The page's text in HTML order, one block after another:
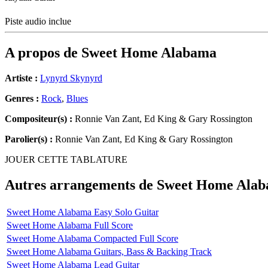
Piste audio inclue
A propos de Sweet Home Alabama
Artiste : Lynyrd Skynyrd
Genres : Rock, Blues
Compositeur(s) : Ronnie Van Zant, Ed King & Gary Rossington
Parolier(s) : Ronnie Van Zant, Ed King & Gary Rossington
JOUER CETTE TABLATURE
Autres arrangements de Sweet Home
Sweet Home Alabama Easy Solo Guitar
Sweet Home Alabama Full Score
Sweet Home Alabama Compacted Full Score
Sweet Home Alabama Guitars, Bass & Backing Track
Sweet Home Alabama Lead Guitar